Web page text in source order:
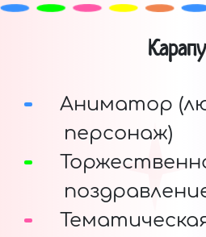
Аниматор
персонаж)